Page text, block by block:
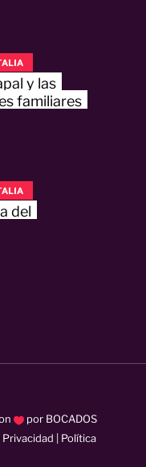
y las
familiares
del
por BOCADOS
Política